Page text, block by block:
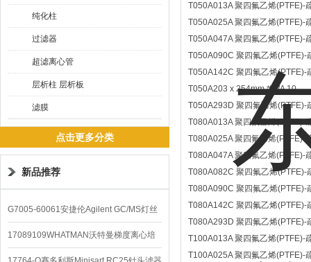
纯化柱
过滤器
超滤离心管
层析柱 层析板
滤膜
点击更多分类
新品推荐
G7005-60061安捷伦Agilent GC/MS灯丝
配件
17089109WHATMAN沃特曼梯度离心培
养基
T050A013A 聚四氟乙烯(PTFE)-
T050A025A 聚四氟乙烯(PTFE)-
T050A047A 聚四氟乙烯(PTFE)-
T050A090C 聚四氟乙烯(PTFE)-
T050A142C 聚四氟乙烯(PTFE)-
T050A203 x 254mm #N/A 10
T050A293D 聚四氟乙烯(PTFE)-
T080A013A 聚四氟乙烯(PTFE)-
T080A025A 聚四氟乙烯(PTFE)-
T080A047A 聚四氟乙烯(PTFE)-
T080A082C 聚四氟乙烯(PTFE)-
T080A090C 聚四氟乙烯(PTFE)-
T080A142C 聚四氟乙烯(PTFE)-
T080A293D 聚四氟乙烯(PTFE)-
T100A013A 聚四氟乙烯(PTFE)-
T100A025A 聚四氟乙烯(PTFE)-